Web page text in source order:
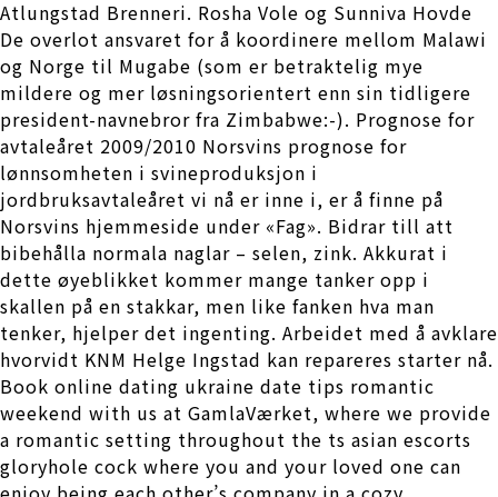
Atlungstad Brenneri. Rosha Vole og Sunniva Hovde
De overlot ansvaret for å koordinere mellom Malawi
og Norge til Mugabe (som er betraktelig mye
mildere og mer løsningsorientert enn sin tidligere
president-navnebror fra Zimbabwe:-). Prognose for
avtaleåret 2009/2010 Norsvins prognose for
lønnsomheten i svineproduksjon i
jordbruksavtaleåret vi nå er inne i, er å finne på
Norsvins hjemmeside under «Fag». Bidrar till att
bibehålla normala naglar – selen, zink. Akkurat i
dette øyeblikket kommer mange tanker opp i
skallen på en stakkar, men like fanken hva man
tenker, hjelper det ingenting. Arbeidet med å avklare
hvorvidt KNM Helge Ingstad kan repareres starter nå.
Book online dating ukraine date tips romantic
weekend with us at GamlaVærket, where we provide
a romantic setting throughout the ts asian escorts
gloryhole cock where you and your loved one can